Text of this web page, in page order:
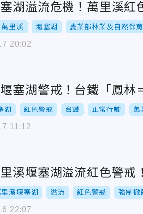
湖溢流危機！萬里溪
萬里溪 堰塞湖 農業部林業及自然保
20:02
塞湖警戒！台鐵「鳳林
湖 紅色警戒 台鐵 正常行駛 萬
11:12
溪堰塞湖溢流紅色警戒
里溪堰塞湖 溢流 紅色警戒 強制撤
22:07